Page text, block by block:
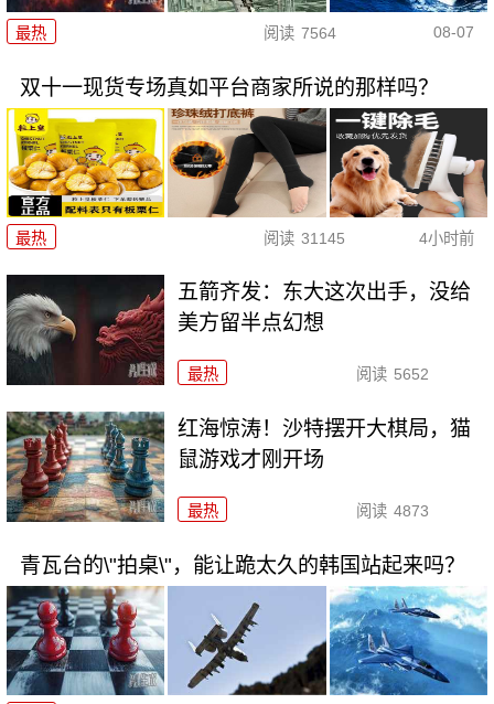
最热 阅读 7564 08-07
双十一现货专场真如平台商家所说的那样吗？
最热 阅读 31145 4小时前
五箭齐发：东大这次出手，没给
美方留半点幻想
最热 阅读 5652
红海惊涛！沙特摆开大棋局，猫
鼠游戏才刚开场
最热 阅读 4873
青瓦台的\"拍桌\"，能让跪太久的韩国站起来吗？